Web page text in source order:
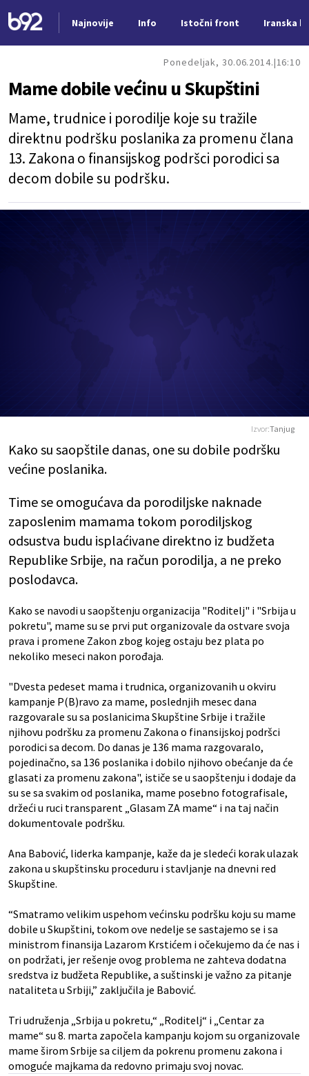
Najnovije Info Istočni front Iranska
Ponedeljak, 30.06.2014. 16:10
Mame dobile većinu u Skupštini
Mame, trudnice i porodilje koje su tražile
direktnu podršku poslanika za promenu člana
13. Zakona o finansijskog podršci porodici sa
decom dobile su podršku.
Izvor:Tanjug
Kako su saopštile danas, one su dobile podršku
većine poslanika.
Time se omogućava da porodiljske naknade
zaposlenim mamama tokom porodiljskog
odsustva budu isplaćivane direktno iz budžeta
Republike Srbije, na račun porodilja, a ne preko
poslodavca.
Kako se navodi u saopštenju organizacija "Roditelj" i "Srbija u
pokretu", mame su se prvi put organizovale da ostvare svoja
prava i promene Zakon zbog kojeg ostaju bez plata po
nekoliko meseci nakon porođaja.
"Dvesta pedeset mama i trudnica, organizovanih u okviru
kampanje P(B)ravo za mame, poslednjih mesec dana
razgovarale su sa poslanicima Skupštine Srbije i tražile
njihovu podršku za promenu Zakona o finansijskoj podršci
porodici sa decom. Do danas je 136 mama razgovaralo,
pojedinačno, sa 136 poslanika i dobilo njihovo obećanje da će
glasati za promenu zakona", ističe se u saopštenju i dodaje da
su se sa svakim od poslanika, mame posebno fotografisale,
držeći u ruci transparent „Glasam ZA mame“ i na taj način
dokumentovale podršku.
Ana Babović, liderka kampanje, kaže da je sledeći korak ulazak
zakona u skupštinsku proceduru i stavljanje na dnevni red
Skupštine.
“Smatramo velikim uspehom većinsku podršku koju su mame
dobile u Skupštini, tokom ove nedelje se sastajemo se i sa
ministrom finansija Lazarom Krstićem i očekujemo da će nas i
on podržati, jer rešenje ovog problema ne zahteva dodatna
sredstva iz budžeta Republike, a suštinski je važno za pitanje
nataliteta u Srbiji,” zaključila je Babović.
Tri udruženja „Srbija u pokretu,“ „Roditelj“ i „Centar za
mame“ su 8. marta započela kampanju kojom su organizovale
mame širom Srbije sa ciljem da pokrenu promenu zakona i
omoguće majkama da redovno primaju svoj novac.